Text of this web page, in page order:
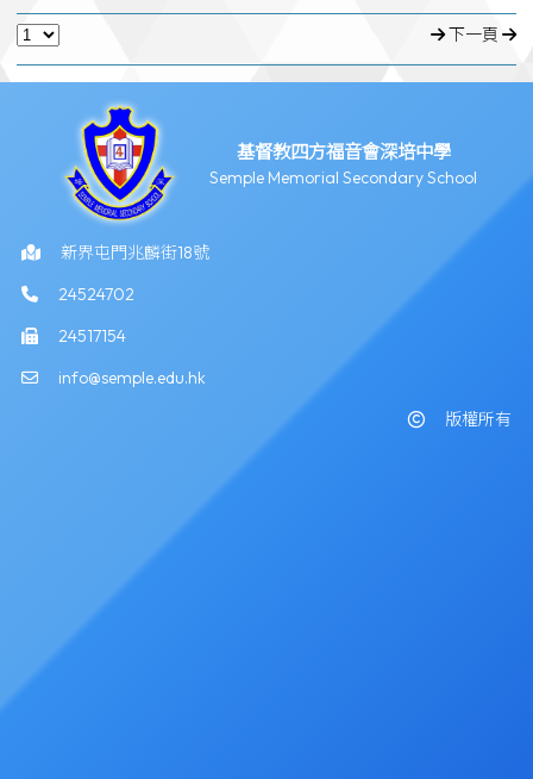
下一頁
基督教四方福音會深培中學
Semple Memorial Secondary School
新界屯門兆麟街18號
24524702
24517154
info@semple.edu.hk
版權所有